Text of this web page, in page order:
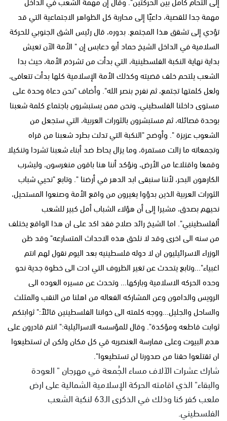
مهمة جدا للقصية، داعيًا إلى محاربة كل الظواهر الاجتماعية التي قد
تؤدي إلى تشقق هذا المجتمع. بدوره، قال رئيس الشق الجنوبي للحركة
السلامية في الداخل الشيخ حماد أبو دعابس إن " الأمة الآن تعيش
بداية نهاية النكبة الفلسطينية، التي بدأت من تشرذم الأمة، حيث بدا
الشعب يلتحم خلف قضيته وكذلك الأمة الإسلامية كلها بدأت تتعافى،
ولعل كلمتها تجتمع، ثم نفرح بنصر الله". وأضاف "نحن دعاة وحدة على
مستوى داخلنا الفلسطيني، ونحن ممن يستبشرون باجتماع كلمة شعبنا
بوحدة فصائله، ثم مستبشرون بالثورات العربية، التي ستجعل من
الشعوب عزيزة ". وأوضح "النكبة التي تدلت بطرد شعبنا من قراه
وتجمعاته ما زالت مستمرة، وما يزال يحاط ضد أبناء شعبنا تشردا وتنكيلا
وقمعا واقتلاعا من الأرض، ونؤكد أننا هنا باقون منغرسون، وليشرب
الكارهون البحر، لأننا سنبقى ابد الدهر في أرضنا ". وتابع "نحيي شباب
الثورات العربية الذين بدؤوا يغيرون من واقع الأمة وصنعوا المستحيل،
نحيهم بصدق، مشيرا إلى أن هؤلاء الشباب أمل كبير للشعب
ألفلسطينيي". اما الشيخ رائد صلاح فقد اكد على ان هذا الواقع يختلف
من سنه الى اخرى وقد لا نلحق هذه الاحداث المتسارعه" وقد ظن
الوزراء الاسرائيليون ان لا دوله فلسطينيه بعد اليوم نقول لهم انتم
اغبياء"...وتابع يتحدث عن تغير الظروف التي ادت الى خطوة جدية نحو
وحده الحركه الاسلامية وباركها... وتحدث عن مسيره العوده الى
الرويس والدامون وعن المشاركه الفعاله من اهلنا من النقب والمثلث
والساحل والجليل...ووجه كلمته الى خواننا الفلسطينين قائلاً:" ثوابتكم
ثوابت قاطعه ومؤكدة". وقال للمؤسسه الاسرائيلية:" انتم قادرون على
هدم البيوت وعلى ممارسة العنصريه قي كل مكان ولكن ان تستطيعوا
ان تقتلعوا حقنا من صدورنا لن تستطيعوا".
شارك عشرات الآلاف مساء الجُمعة في مهرجان " العودة
والبقاء" الذي اقامته الحركة الإسلامية الشمالية على ارض
ملعب كفر كنا وذلك في الذكرى الـ63 لنكبة الشعب
الفلسطيني.